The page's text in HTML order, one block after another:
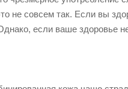
не совсем так. Если вы
если ваше здоровье